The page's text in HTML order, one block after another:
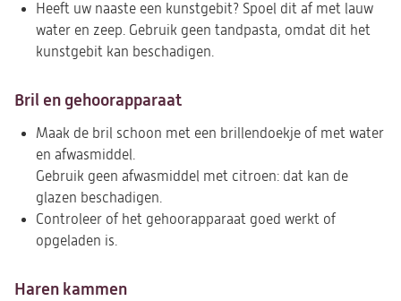
Heeft uw naaste een kunstgebit? Spoel dit af met lauw
water en zeep. Gebruik geen tandpasta, omdat dit het
kunstgebit kan beschadigen.
Bril en gehoorapparaat
Maak de bril schoon met een brillendoekje of met water
en afwasmiddel.
Gebruik geen afwasmiddel met citroen: dat kan de
glazen beschadigen.
Controleer of het gehoorapparaat goed werkt of
opgeladen is.
Haren kammen